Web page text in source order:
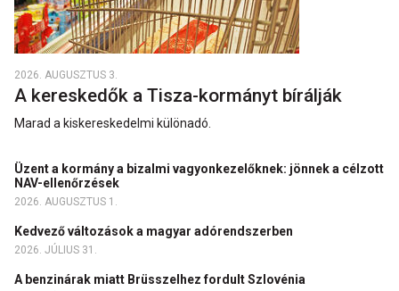
2026. AUGUSZTUS 3.
A kereskedők a Tisza-kormányt bírálják
Marad a kiskereskedelmi különadó.
Üzent a kormány a bizalmi vagyonkezelőknek: jönnek a célzott
NAV-ellenőrzések
2026. AUGUSZTUS 1.
Kedvező változások a magyar adórendszerben
2026. JÚLIUS 31.
A benzinárak miatt Brüsszelhez fordult Szlovénia